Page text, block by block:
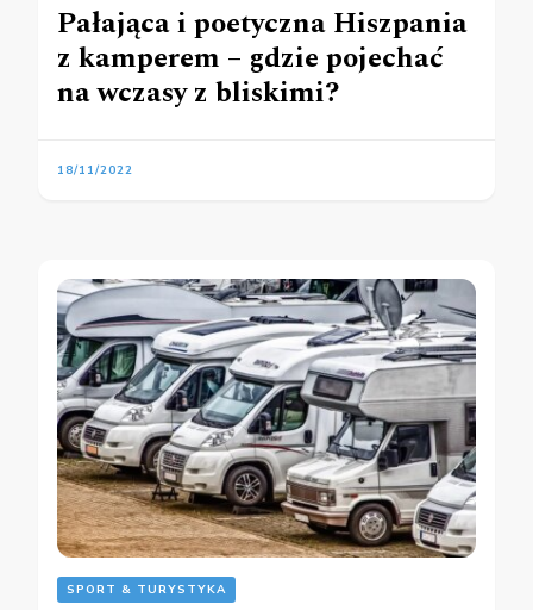
Pałająca i poetyczna Hiszpania
z kamperem – gdzie pojechać
na wczasy z bliskimi?
18/11/2022
SPORT & TURYSTYKA